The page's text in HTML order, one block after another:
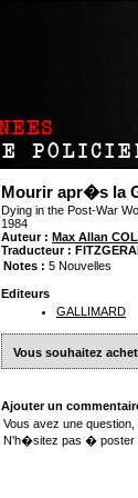
Mourir apr�s la
Dying in the Post-War
1984
Auteur : Max Allan
Traducteur :
Notes : 5 Nouvelles
Editeurs
GALLIMARD
Vous souhaitez
Ajouter un
Vous avez une
N'h�sitez pas � poster